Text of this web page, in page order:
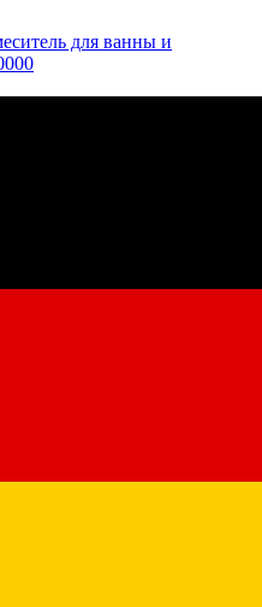
для ванны и